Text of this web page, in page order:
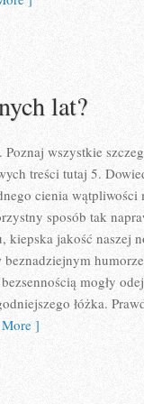
lat?
wszystkie
treści tutaj 5.
cienia
sposób tak
kiepska jakość naszej
mogły
łóżka.
]